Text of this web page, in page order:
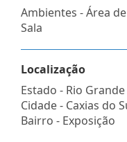
Ambientes - Área
Sala
Localização
Estado - Rio
Cidade - Caxias do
Bairro - Exposição